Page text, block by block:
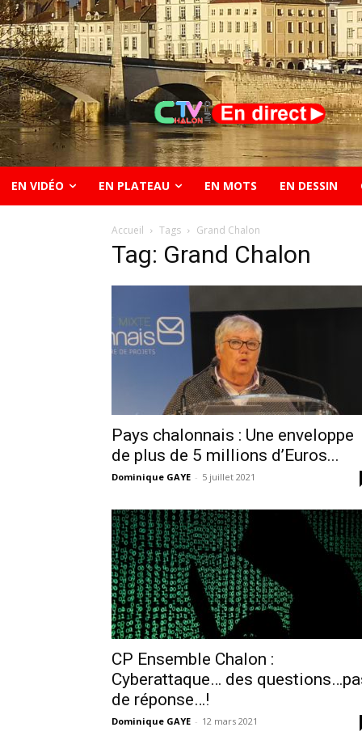
EN VIDÉO EN PLATEAU EN MOTS EN DESSIN
Accueil Tags Grand Chalon
Tag: Grand Chalon
Pays chalonnais : Une enveloppe
de plus de 5 millions d’Euros...
Dominique GAYE - 5 juillet 2021
CP Ensemble Chalon :
Cyberattaque… des
de réponse…!
Dominique GAYE - 12 mars 2021